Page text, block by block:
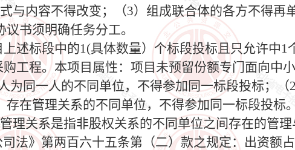
与内容不得改变；（3）组成联合体的各方不得再
书须明确任务分工。
述标段中的1(具体数量）个标段投标且只允许中1
工程。本项目属性：项目未预留份额专门面向中
为同一人的不同单位，不得参加同一标段投标；（
存在管理关系的不同单位，不得参加同一标段投标
理关系是指非股权关系的不同单位之间存在的管
法》第两百六十五条第（二）款之规定：出资额